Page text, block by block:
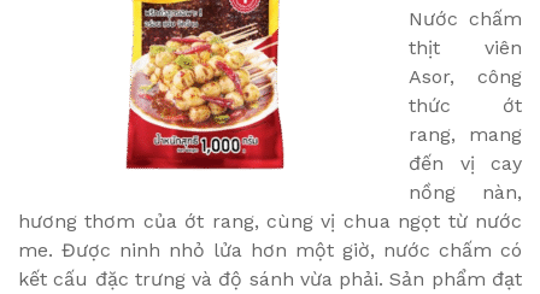
Nước chấm
thịt viên
Asor, công
thức ớt
rang, mang
đến vị cay
nồng nàn,
hương thơm của ớt rang, cùng vị chua ngọt từ nước
me. Được ninh nhỏ lửa hơn một giờ, nước chấm có
kết cấu đặc trưng và độ sánh vừa phải. Sản phẩm đạt